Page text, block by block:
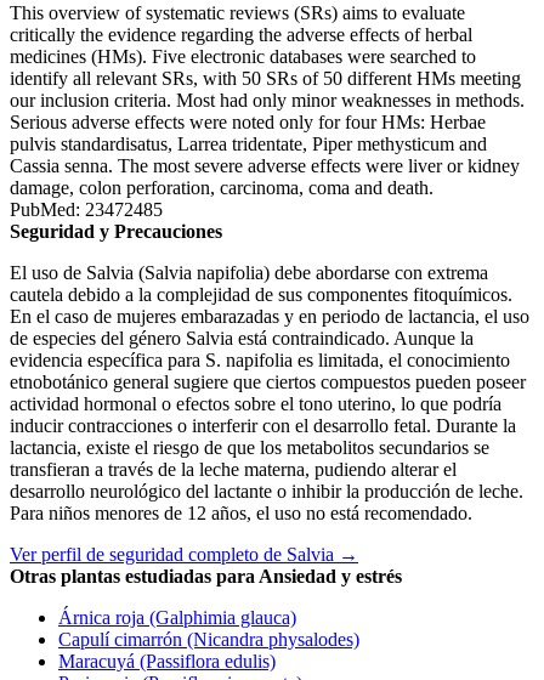
This overview of systematic reviews (SRs) aims to evaluate
critically the evidence regarding the adverse effects of herbal
medicines (HMs). Five electronic databases were searched to
identify all relevant SRs, with 50 SRs of 50 different HMs meeting
our inclusion criteria. Most had only minor weaknesses in methods.
Serious adverse effects were noted only for four HMs: Herbae
pulvis standardisatus, Larrea tridentate, Piper methysticum and
Cassia senna. The most severe adverse effects were liver or kidney
damage, colon perforation, carcinoma, coma and death.
PubMed: 23472485
Seguridad y Precauciones
El uso de Salvia (Salvia napifolia) debe abordarse con extrema
cautela debido a la complejidad de sus componentes fitoquímicos.
En el caso de mujeres embarazadas y en periodo de lactancia, el uso
de especies del género Salvia está contraindicado. Aunque la
evidencia específica para S. napifolia es limitada, el conocimiento
etnobotánico general sugiere que ciertos compuestos pueden poseer
actividad hormonal o efectos sobre el tono uterino, lo que podría
inducir contracciones o interferir con el desarrollo fetal. Durante la
lactancia, existe el riesgo de que los metabolitos secundarios se
transfieran a través de la leche materna, pudiendo alterar el
desarrollo neurológico del lactante o inhibir la producción de leche.
Para niños menores de 12 años, el uso no está recomendado.
Ver perfil de seguridad completo de Salvia →
Otras plantas estudiadas para Ansiedad y estrés
Árnica roja (Galphimia glauca)
Capulí cimarrón (Nicandra physalodes)
Maracuyá (Passiflora edulis)